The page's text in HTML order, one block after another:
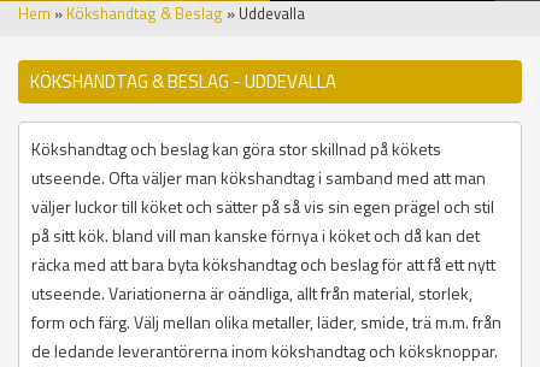
Hem » Kökshandtag & Beslag » Uddevalla
KÖKSHANDTAG & BESLAG - UDDEVALLA
Kökshandtag och beslag kan göra stor skillnad på kökets
utseende. Ofta väljer man kökshandtag i samband med att man
väljer luckor till köket och sätter på så vis sin egen prägel och stil
på sitt kök. bland vill man kanske förnya i köket och då kan det
räcka med att bara byta kökshandtag och beslag för att få ett nytt
utseende. Variationerna är oändliga, allt från material, storlek,
form och färg. Välj mellan olika metaller, läder, smide, trä m.m. från
de ledande leverantörerna inom kökshandtag och köksknoppar.